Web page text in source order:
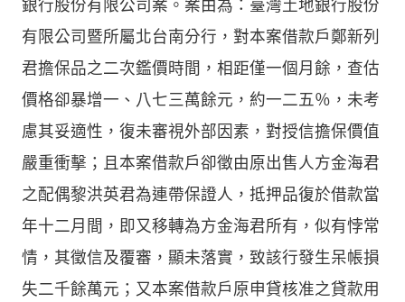
銀行股份有限公司案。案由為：臺灣土地銀行股份
有限公司暨所屬北台南分行，對本案借款戶鄭新列
君擔保品之二次鑑價時間，相距僅一個月餘，查估
價格卻暴增一、八七三萬餘元，約一二五％，未考
慮其妥適性，復未審視外部因素，對授信擔保價值
嚴重衝擊；且本案借款戶卻徵由原出售人方金海君
之配偶黎洪英君為連帶保證人，抵押品復於借款當
年十二月間，即又移轉為方金海君所有，似有悖常
情，其徵信及覆審，顯未落實，致該行發生呆帳損
失二千餘萬元；又本案借款戶原申貸核准之貸款用